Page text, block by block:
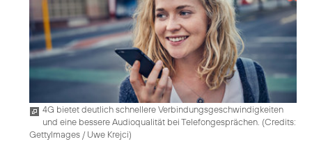
4G bietet deutlich schnellere Verbindungsgeschwindigkeiten
und eine bessere Audioqualität bei Telefongesprächen. (Credits:
GettyImages / Uwe Krejci)